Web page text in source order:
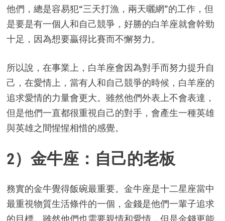
他們，總是容易犯“三天打漁，兩天曬網”的工作，但
是要是有一個人和自己競爭，好勝的白羊座就會幹勁
十足，因為想要贏得比賽而不懈努力。
所以說，在事業上，白羊座會因為對手而努力提升自
己，在愛情上，當有人和自己競爭的時候，白羊座的
追求愛情的力量會更大。雖然他們外表上不會表達，
但是他們一直都很重視自己的對手，會產生一種英雄
與英雄之間惺惺相惜的感覺。
2）金牛座：自己的老板
務實的金牛覺得飯碗最重要。金牛座是十二星座當中
最重視物質生活條件的一個，金錢是他們一輩子追求